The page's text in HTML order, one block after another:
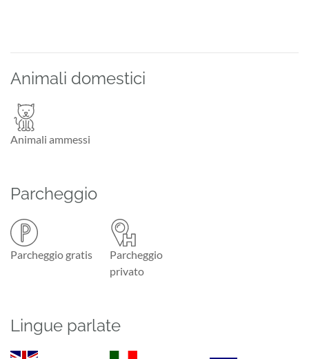
Animali domestici
Animali ammessi
Parcheggio
Parcheggio gratis
Parcheggio
privato
Lingue parlate